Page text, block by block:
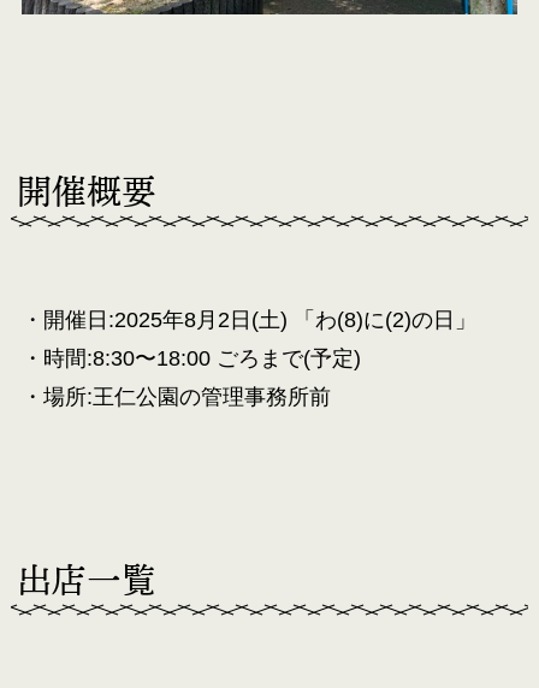
開催概要
・開催日:2025年8月2日(土) 「わ(8)に(2)の日」
・時間:8:30〜18:00 ごろまで(予定)
・場所:王仁公園の管理事務所前
出店一覧